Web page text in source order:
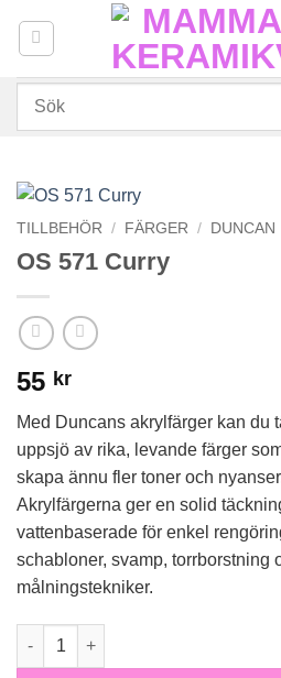
TILLBEHÖR / FÄRGER / DUNCAN
OS 571 Curry
55 kr
Med Duncans akrylfärger kan du
uppsjö av rika, levande färger
skapa ännu fler toner och
Akrylfärgerna ger en solid
vattenbaserade för enkel
schabloner, svamp, torrborstning
målningstekniker.
OS 571 Curry mängd